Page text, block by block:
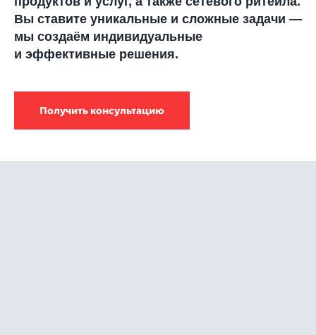
Вы ставите уникальные и сложные задачи —
мы создаём индивидуальные
и эффективные решения.
Получить консультацию